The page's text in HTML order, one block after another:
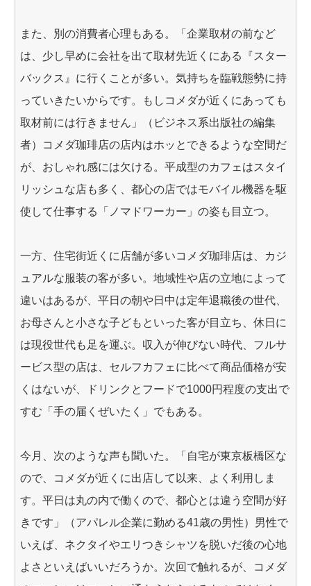
また、別の消費者心理もある。「企業取材の前など
は、少し早めに会社を出て取材先近くにある『スター
バックス』に行くことが多い。気持ちを臨戦態勢に持
っていきたいからです。もしコメダが近くにあっても
取材前には行きません」（ビジネス系出版社の編集
者）コメダ珈琲店の店内はホッとできるような空間だ
が、おしゃれ感には欠ける。平成型のカフェはスタイ
リッシュな店も多く、都心の店ではモバイル機器を駆
使して仕事する「ノマドワーカー」の姿も目立つ。
一方、住宅街近くに店舗が多いコメダ珈琲店は、カジ
ュアルな服装の客が多い。地域性や店の立地によって
違いはあるが、平日の朝や日中は定年退職後の世代、
お母さんと小さな子どもといった客が目立ち、休日に
は現役世代も足を運ぶ。収入が伸びない時代、フルサ
ービス型の店は、セルフカフェに比べて商品価格が安
くはないが、ドリンクとフードで1000円程度の支出で
すむ「手の届くぜいたく」でもある。
今月、次のような声も聞いた。「自宅が東京板橋区な
ので、コメダが近くに出店して以来、よく利用しま
す。平日は丸の内で働くので、都心とは違う空間が好
きです」（アパレル企業に勤める41歳の男性）男性で
いえば、ネクタイやエリつきシャツを脱いだ後の心地
よさといえばいいだろうか。次回で触れるが、コメダ